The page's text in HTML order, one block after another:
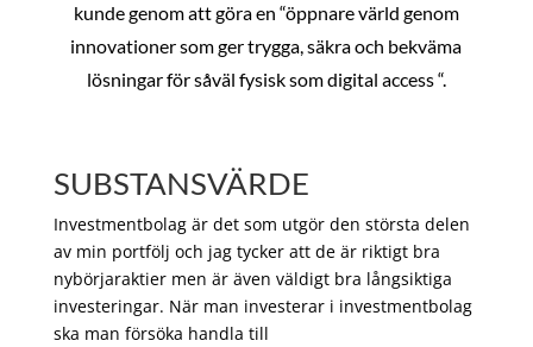
kunde genom att göra en “öppnare värld genom
innovationer som ger trygga, säkra och bekväma
lösningar för såväl fysisk som digital access “.
SUBSTANSVÄRDE
Investmentbolag är det som utgör den största delen
av min portfölj och jag tycker att de är riktigt bra
nybörjaraktier men är även väldigt bra långsiktiga
investeringar. När man investerar i investmentbolag
ska man försöka handla till